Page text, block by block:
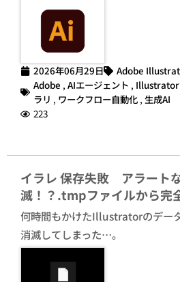
2026年06月29日
Adobe
Adobe , AIエージェント , Illustrator
ラリ , ワークフロー自動化 , 生成AI
223
イラレ 保存失敗 アラート
滅！？.tmpファイルから完
何時間もかけたIllustratorのデー
消滅してしまった…。